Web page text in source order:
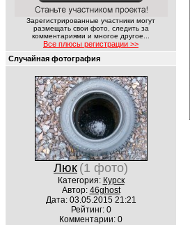
Зарегистрированные участники могут
размещать свои фото, следить за
комментариями и многое другое...
Все плюсы регистрации >>
Случайная фотография
Люк (1 фото)
Категория: Курск
Автор: 46ghost
Дата: 03.05.2015 21:21
Рейтинг: 0
Комментарии: 0